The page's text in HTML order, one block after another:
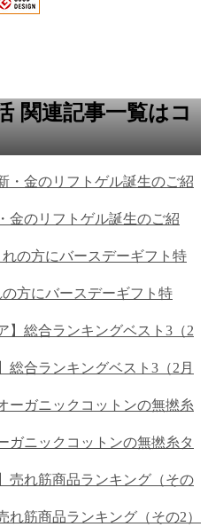
関連記事一覧はコ
金のリフトゲル誕生のご紹
方にバースデーギフト特
総合ランキングベスト3（2月
ガニックコットンの無撚糸タ
れ筋商品ランキング（その2）